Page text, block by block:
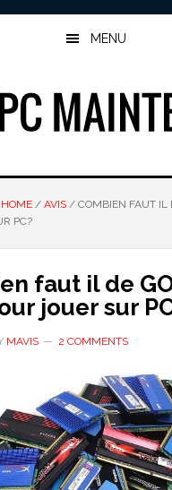
MENU
HOME / AVIS /COMBIEN FAUT IL
PC?
faut il de
jouer sur
MAVIS 2 COMMENTS